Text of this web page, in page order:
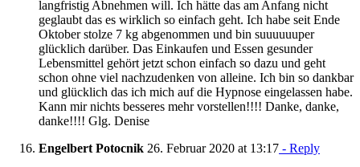
langfristig Abnehmen will. Ich hätte das am Anfang nicht
geglaubt das es wirklich so einfach geht. Ich habe seit Ende
Oktober stolze 7 kg abgenommen und bin suuuuuuper
glücklich darüber. Das Einkaufen und Essen gesunder
Lebensmittel gehört jetzt schon einfach so dazu und geht
schon ohne viel nachzudenken von alleine. Ich bin so dankbar
und glücklich das ich mich auf die Hypnose eingelassen habe.
Kann mir nichts besseres mehr vorstellen!!!! Danke, danke,
danke!!!! Glg. Denise
Engelbert Potocnik 26. Februar 2020 at 13:17 - Reply